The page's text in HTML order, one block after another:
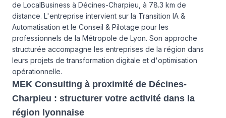
de LocalBusiness à Décines-Charpieu, à 78.3 km de
distance. L'entreprise intervient sur la Transition IA &
Automatisation et le Conseil & Pilotage pour les
professionnels de la Métropole de Lyon. Son approche
structurée accompagne les entreprises de la région dans
leurs projets de transformation digitale et d'optimisation
opérationnelle.
MEK Consulting à proximité de Décines-
Charpieu : structurer votre activité dans la
région lyonnaise